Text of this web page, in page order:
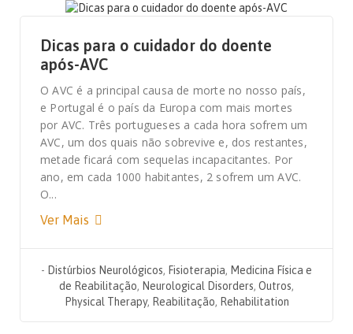
Dicas para o cuidador do doente
após-AVC
O AVC é a principal causa de morte no nosso país,
e Portugal é o país da Europa com mais mortes
por AVC. Três portugueses a cada hora sofrem um
AVC, um dos quais não sobrevive e, dos restantes,
metade ficará com sequelas incapacitantes. Por
ano, em cada 1000 habitantes, 2 sofrem um AVC.
O...
Ver Mais
- Distúrbios Neurológicos, Fisioterapia, Medicina Física e
de Reabilitação, Neurological Disorders, Outros,
Physical Therapy, Reabilitação, Rehabilitation